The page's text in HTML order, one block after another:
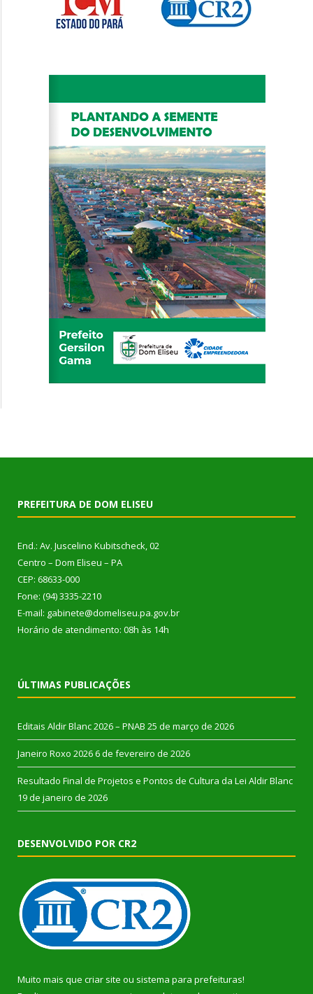
PREFEITURA DE DOM ELISEU
End.: Av. Juscelino Kubitscheck, 02
Centro – Dom Eliseu – PA
CEP: 68633-000
Fone: (94) 3335-2210
E-mail: gabinete@domeliseu.pa.gov.br
Horário de atendimento: 08h às 14h
ÚLTIMAS PUBLICAÇÕES
Editais Aldir Blanc 2026 – PNAB 25 de março de 2026
Janeiro Roxo 2026 6 de fevereiro de 2026
Resultado Final de Projetos e Pontos de Cultura da Lei Aldir Blanc
19 de janeiro de 2026
DESENVOLVIDO POR CR2
Muito mais que criar site ou sistema para prefeituras!